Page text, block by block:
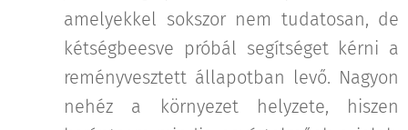
amelyekkel sokszor nem tudatosan, de
kétségbeesve próbál segítséget kérni a
reményvesztett állapotban levő. Nagyon
nehéz a környezet helyzete, hiszen